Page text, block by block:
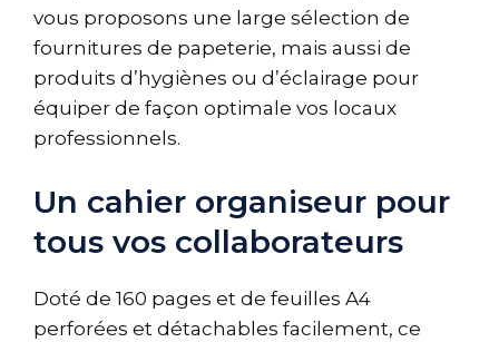
vous proposons une large sélection de
fournitures de papeterie, mais aussi de
produits d’hygiènes ou d’éclairage pour
équiper de façon optimale vos locaux
professionnels.
Un cahier organiseur pour
tous vos collaborateurs
Doté de 160 pages et de feuilles A4
perforées et détachables facilement, ce